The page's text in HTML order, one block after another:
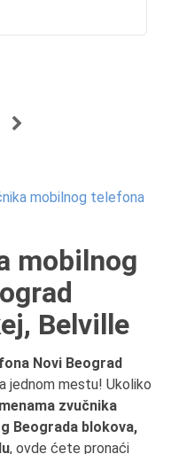
mobilnog telefona
mobilnog
Belville
Novi Beograd
jednom mestu! Ukoliko
zvučnika
Beograda blokova,
, ovde ćete pronaći